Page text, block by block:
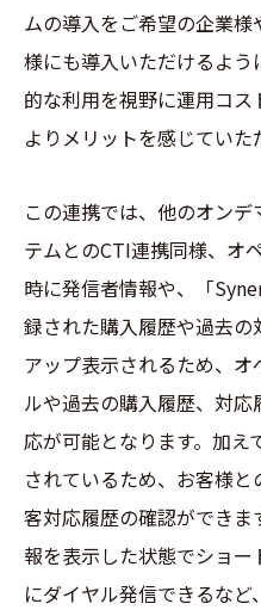
ムの導入をご希望の企業
様にも導入いただけるよ
的な利用を視野に運用コス
よりメリットを感じていた
この連携では、他のオン
テムとのCTI連携同様、オ
時に発信者情報や、「
録された購入履歴や過去
アップ表示されるため、
ルや過去の購入履歴、対
応が可能となります。加え
されているため、お客様
客対応履歴の確認ができ
報を表示した状態でショ
にダイヤル発信できるな